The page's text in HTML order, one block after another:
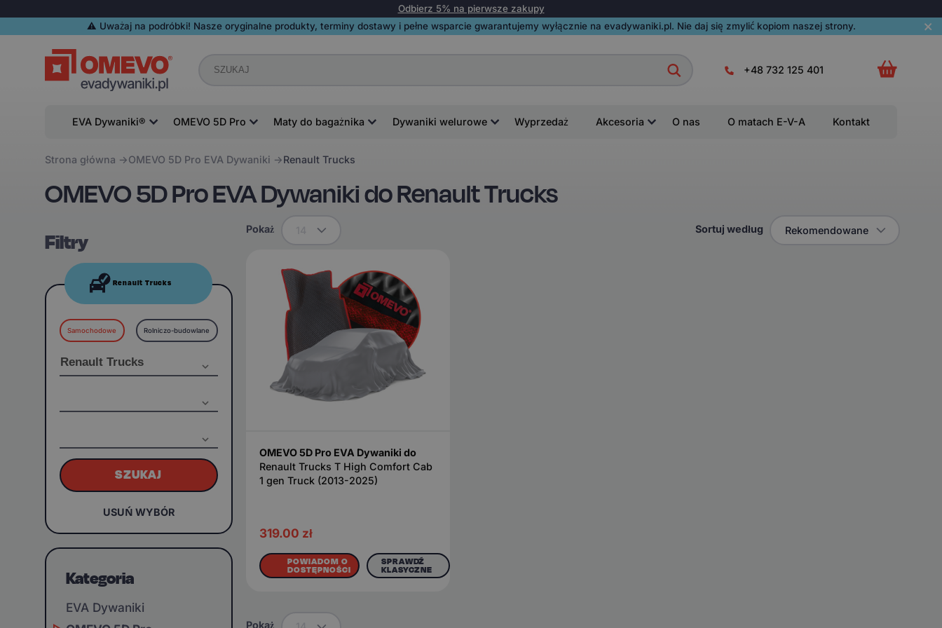
Odbierz 5% na pierwsze zakupy
⚠️️ Uważaj na podróbki! Nasze oryginalne produkty, terminy dostawy i pełne wsparcie gwarantujemy wyłącznie na evadywaniki.pl. Nie daj się zmylić kopiom naszej strony.
+48 732 125 401
EVA Dywaniki® OMEVO 5D Pro Maty do bagażnika Dywaniki welurowe Wyprzedaż Akcesoria O nas O matach E-V-A Kontakt
Strona główna OMEVO 5D Pro EVA Dywaniki Renault Trucks
OMEVO 5D Pro EVA Dywaniki do Renault Trucks
Filtry
Renault Trucks
Samochodowe Rolniczo-budowlane
SZUKAJ
USUŃ WYBÓR
Kategoria
EVA Dywaniki
Pokaż Sortuj według Rekomendowane
OMEVO 5D Pro EVA Dywaniki do
Renault Trucks T High Comfort Cab
1 gen Truck (2013-2025)
319.00 zł
POWIADOM O
DOSTĘPNOŚCI
SPRAWDŹ
KLASYCZNE
Pokaż